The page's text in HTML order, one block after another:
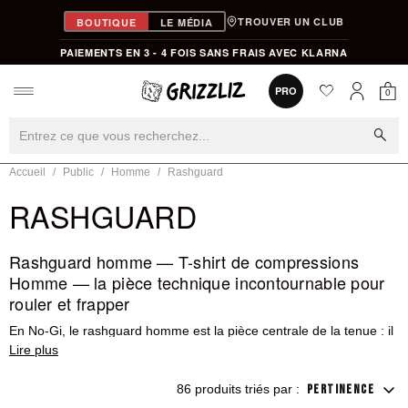
BOUTIQUE LE MÉDIA TROUVER UN CLUB
PAIEMENTS EN 3 - 4 FOIS SANS FRAIS AVEC KLARNA
PRO favorite0
0
search
Accueil Public Homme Rashguard
RASHGUARD
Rashguard homme — T-shirt de compressions
Homme — la pièce technique incontournable pour
rouler et frapper
En No-Gi, le rashguard homme est la pièce centrale de la tenue : il
protège la peau des brûlures de tapis, maintient les muscles au
échanges au sol. En sports de frappe, il se porte à l'échauffement
86 produits triés par : PERTINENCE